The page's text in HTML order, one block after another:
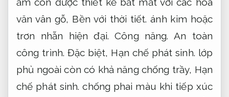
văn vân gỗ, Bền với thời tiết. ánh kim hoặc
trơn nhẵn hiện đại.Công năng. An toàn
công trình. Đặc biệt, Hạn chế phát sinh. lớp
phủ ngoài còn có khả năng chống trầy, Hạn
chế phát sinh. chống phai màu khi tiếp xúc